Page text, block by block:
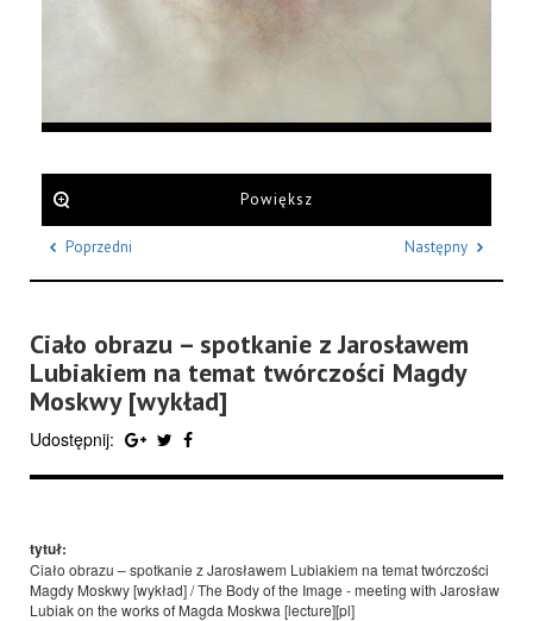
Powiększ
Poprzedni Następny
Ciało obrazu – spotkanie z Jarosławem
Lubiakiem na temat twórczości Magdy
Moskwy [wykład]
Udostępnij:
tytuł:
Ciało obrazu – spotkanie z Jarosławem Lubiakiem na temat twórczości
Magdy Moskwy [wykład] / The Body of the Image - meeting with Jarosław
Lubiak on the works of Magda Moskwa [lecture][pl]